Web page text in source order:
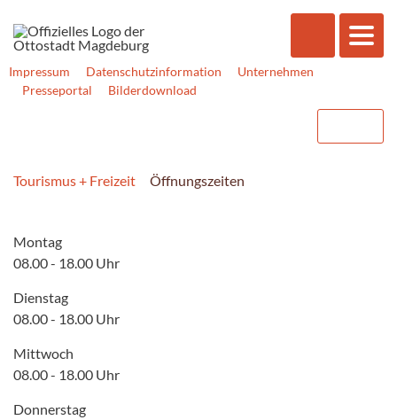
Impressum Datenschutzinformation
Unternehmen
Presseportal
Bilderdownload
Tourismus + Freizeit Öffnungszeiten
Montag
08.00 - 18.00 Uhr
Dienstag
08.00 - 18.00 Uhr
Mittwoch
08.00 - 18.00 Uhr
Donnerstag